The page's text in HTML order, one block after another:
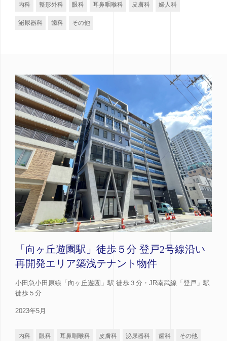
内科 整形外科 眼科 耳鼻咽喉科 皮膚科 婦人科
泌尿器科 歯科 その他
「向ヶ丘遊園駅」徒歩５分 登戸2号線沿い
再開発エリア築浅テナント物件
小田急小田原線「向ヶ丘遊園」駅 徒歩３分・JR南武線「登戸」駅
徒歩５分
2023年5月
内科 眼科 耳鼻咽喉科 皮膚科 泌尿器科 歯科 その他